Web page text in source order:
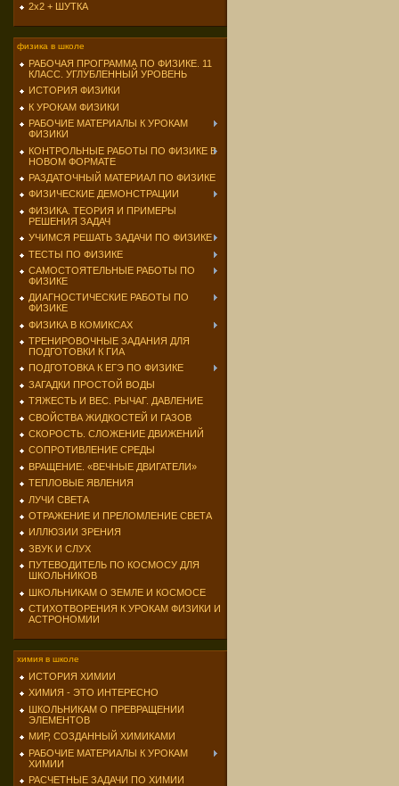
2х2 + ШУТКА
физика в школе
РАБОЧАЯ ПРОГРАММА ПО ФИЗИКЕ. 11
КЛАСС. УГЛУБЛЕННЫЙ УРОВЕНЬ
ИСТОРИЯ ФИЗИКИ
К УРОКАМ ФИЗИКИ
РАБОЧИЕ МАТЕРИАЛЫ К УРОКАМ
ФИЗИКИ
КОНТРОЛЬНЫЕ РАБОТЫ ПО ФИЗИКЕ В
НОВОМ ФОРМАТЕ
РАЗДАТОЧНЫЙ МАТЕРИАЛ ПО ФИЗИКЕ
ФИЗИЧЕСКИЕ ДЕМОНСТРАЦИИ
ФИЗИКА. ТЕОРИЯ И ПРИМЕРЫ
РЕШЕНИЯ ЗАДАЧ
УЧИМСЯ РЕШАТЬ ЗАДАЧИ ПО ФИЗИКЕ
ТЕСТЫ ПО ФИЗИКЕ
САМОСТОЯТЕЛЬНЫЕ РАБОТЫ ПО
ФИЗИКЕ
ДИАГНОСТИЧЕСКИЕ РАБОТЫ ПО
ФИЗИКЕ
ФИЗИКА В КОМИКСАХ
ТРЕНИРОВОЧНЫЕ ЗАДАНИЯ ДЛЯ
ПОДГОТОВКИ К ГИА
ПОДГОТОВКА К ЕГЭ ПО ФИЗИКЕ
ЗАГАДКИ ПРОСТОЙ ВОДЫ
ТЯЖЕСТЬ И ВЕС. РЫЧАГ. ДАВЛЕНИЕ
СВОЙСТВА ЖИДКОСТЕЙ И ГАЗОВ
СКОРОСТЬ. СЛОЖЕНИЕ ДВИЖЕНИЙ
СОПРОТИВЛЕНИЕ СРЕДЫ
ВРАЩЕНИЕ. «ВЕЧНЫЕ ДВИГАТЕЛИ»
ТЕПЛОВЫЕ ЯВЛЕНИЯ
ЛУЧИ СВЕТА
ОТРАЖЕНИЕ И ПРЕЛОМЛЕНИЕ СВЕТА
ИЛЛЮЗИИ ЗРЕНИЯ
ЗВУК И СЛУХ
ПУТЕВОДИТЕЛЬ ПО КОСМОСУ ДЛЯ
ШКОЛЬНИКОВ
ШКОЛЬНИКАМ О ЗЕМЛЕ И КОСМОСЕ
СТИХОТВОРЕНИЯ К УРОКАМ ФИЗИКИ И
АСТРОНОМИИ
химия в школе
ИСТОРИЯ ХИМИИ
ХИМИЯ - ЭТО ИНТЕРЕСНО
ШКОЛЬНИКАМ О ПРЕВРАЩЕНИИ
ЭЛЕМЕНТОВ
МИР, СОЗДАННЫЙ ХИМИКАМИ
РАБОЧИЕ МАТЕРИАЛЫ К УРОКАМ
ХИМИИ
РАСЧЕТНЫЕ ЗАДАЧИ ПО ХИМИИ